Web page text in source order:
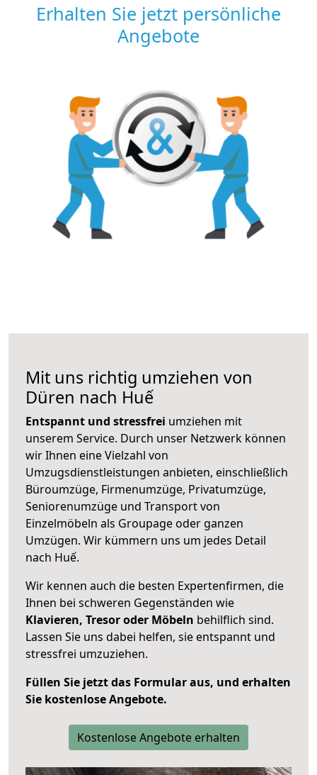
Erhalten Sie jetzt persönliche
Angebote
Mit uns richtig umziehen von
Düren nach Huế
Entspannt und stressfrei umziehen mit
unserem Service. Durch unser Netzwerk können
wir Ihnen eine Vielzahl von
Umzugsdienstleistungen anbieten, einschließlich
Büroumzüge, Firmenumzüge, Privatumzüge,
Seniorenumzüge und Transport von
Einzelmöbeln als Groupage oder ganzen
Umzügen. Wir kümmern uns um jedes Detail
nach Huế.
Wir kennen auch die besten Expertenfirmen, die
Ihnen bei schweren Gegenständen wie
Klavieren, Tresor oder Möbeln behilflich sind.
Lassen Sie uns dabei helfen, sie entspannt und
stressfrei umzuziehen.
Füllen Sie jetzt das Formular aus, und erhalten
Sie kostenlose Angebote.
Kostenlose Angebote erhalten